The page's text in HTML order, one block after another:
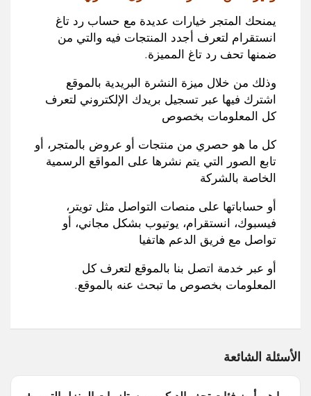
يمنحك المتجر خيارات عديدة مع حساب رد تاغ
انستقرام لتعرف أجدد المنتجات فيه والتي من
ضمنها تحف رد تاغ المميزة.
وذلك من خلال ميزة النشرة البريدية بالموقع
اشترك فيها عبر تسجيل بريدك الإلكتروني لتعرف
كل المعلومات بخصوص
كل ما هو حصري من منتجات أو عروض بالمتجر ،
أو
تابع الصور التي يتم نشرها على المواقع الرسمية
الخاصة بالشركة
أو حساباتها على منصات التواصل مثل تويتر،
فيسبوك، انستقرام، يوتيوب بشكل مجاني،
أو
تواصل مع فريق الدعم هاتفيا
أو عبر خدمة اتصل بنا بالموقع لتعرف كل
المعلومات بخصوص ما تبحث عنه بالموقع.
الأسئلة الشائعة